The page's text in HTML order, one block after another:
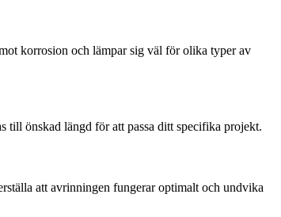
korrosion och lämpar sig väl för olika typer av
till önskad längd för att passa ditt specifika projekt.
att avrinningen fungerar optimalt och undvika